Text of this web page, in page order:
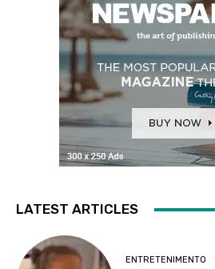
LATEST ARTICLES
ENTRETENIMENTO